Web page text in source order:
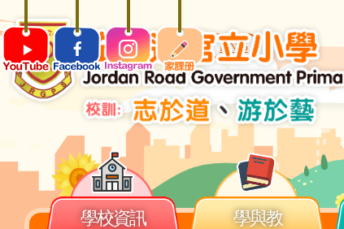
ENG
Main
navigation
學校資訊 學與教